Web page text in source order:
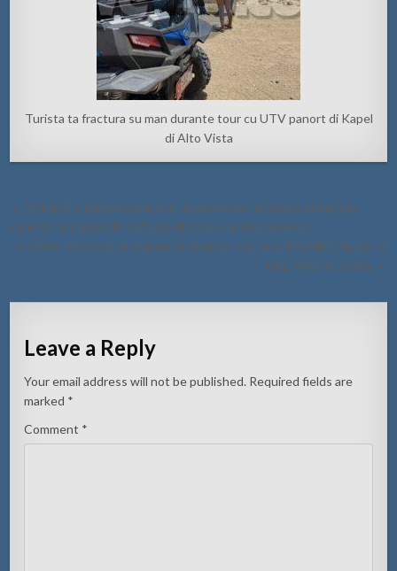
Turista ta fractura su man durante tour cu UTV panort di Kapel
di Alto Vista
Post
navigation
← [VIDEO] 2 Dama herida den un accidente despues di a perde
control, ranca borchi trafico bolter bay dal riba baranca!
Dr. Ernie Reeberg (arubiano) ta destaca y ta haya PREMIO MEDICO
DEL AÑO na Spaña →
Leave a Reply
Your email address will not be published. Required fields are
marked *
Comment *